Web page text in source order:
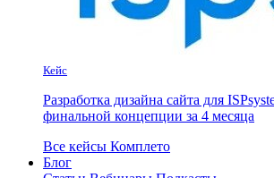
Кейс
Разработка дизайна сайта для
финальной концепции за 4 месяца
Все кейсы Комплето
Блог